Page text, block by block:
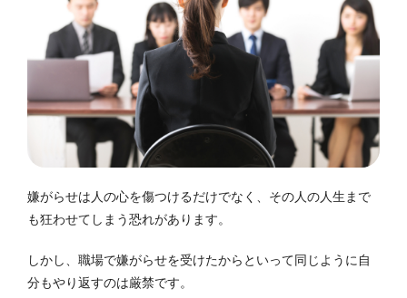
嫌がらせは人の心を傷つけるだけでなく、その人の人生まで
も狂わせてしまう恐れがあります。
しかし、職場で嫌がらせを受けたからといって同じように自
分もやり返すのは厳禁です。